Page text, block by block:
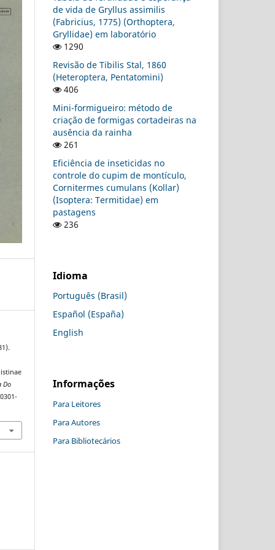
Do
de vida de Gryllus assimilis
(Fabricius, 1775) (Orthoptera,
Gryllidae) em laboratório
1290
Revisão de Tibilis Stal, 1860
(Heteroptera, Pentatomini)
406
Mini-formigueiro: método de
criação de formigas cortadeiras na
ausência da rainha
261
Eficiência de inseticidas no
controle do cupim de montículo,
Cornitermes cumulans (Kollar)
(Isoptera: Termitidae) em
pastagens
236
Idioma
Português (Brasil)
Español (España)
English
Informações
Para Leitores
Para Autores
Para Bibliotecários